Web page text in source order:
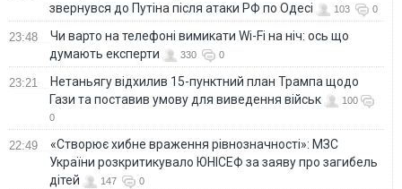
звернувся до Путіна після атаки РФ по Одесі
103 0
23:48
Чи варто на телефонi вимикати Wi-Fi на ніч: ось що
думають експерти
330 0
23:21
Нетаньягу відхилив 15-пунктний план Трампа щодо
Гази та поставив умову для виведення військ
100
0
22:49
«Створює хибне враження рівнозначності»: МЗС
України розкритикувало ЮНІСЕФ за заяву про загибель
дітей
147 0